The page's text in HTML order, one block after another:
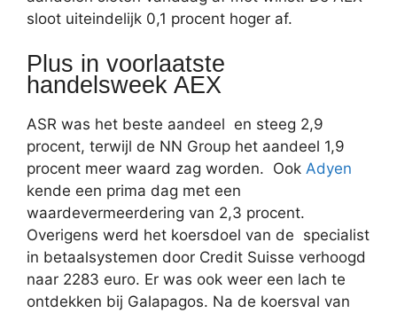
sloot uiteindelijk 0,1 procent hoger af.
Plus in voorlaatste
handelsweek AEX
ASR was het beste aandeel en steeg 2,9
procent, terwijl de NN Group het aandeel 1,9
procent meer waard zag worden. Ook Adyen
kende een prima dag met een
waardevermeerdering van 2,3 procent.
Overigens werd het koersdoel van de specialist
in betaalsystemen door Credit Suisse verhoogd
naar 2283 euro. Er was ook weer een lach te
ontdekken bij Galapagos. Na de koersval van